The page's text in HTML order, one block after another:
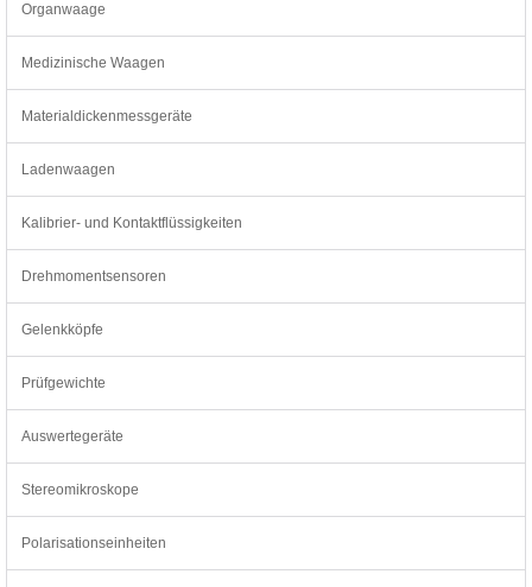
Organwaage
Medizinische Waagen
Materialdickenmessgeräte
Ladenwaagen
Kalibrier- und Kontaktflüssigkeiten
Drehmomentsensoren
Gelenkköpfe
Prüfgewichte
Auswertegeräte
Stereomikroskope
Polarisationseinheiten